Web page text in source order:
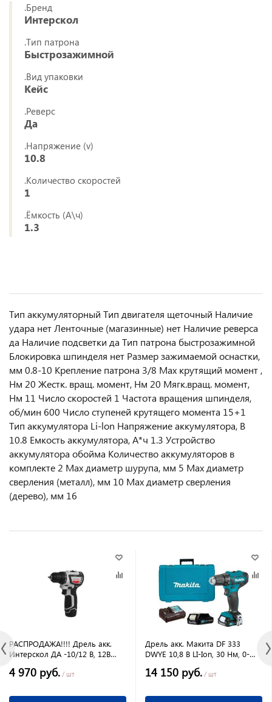
.Бренд
Интерскол
.Тип патрона
Быстрозажимной
.Вид упаковки
Кейс
.Реверс
Да
.Напряжение (v)
10.8
.Количество скоростей
1
.Ёмкость (А\ч)
1.3
Тип аккумуляторный Тип двигателя щеточный Наличие
удара нет Ленточные (магазинные) нет Наличие реверса
да Наличие подсветки да Тип патрона быстрозажимной
Блокировка шпинделя нет Размер зажимаемой оснастки,
мм 0.8-10 Крепление патрона 3/8 Max крутящий момент ,
Нм 20 Жестк. вращ. момент, Нм 20 Мягк.вращ. момент,
Нм 11 Число скоростей 1 Частота вращения шпинделя,
об/мин 600 Число ступеней крутящего момента 15+1
Тип аккумулятора Li-lon Напряжение аккумулятора, В
10.8 Емкость аккумулятора, А*ч 1.3 Устройство
аккумулятора обойма Количество аккумуляторов в
комплекте 2 Max диаметр шурупа, мм 5 Max диаметр
сверления (металл), мм 10 Мах диаметр сверления
(дерево), мм 16
РАСПРОДАЖА!!!! Дрель акк.
Интерскол ДА -10/12 В, 12В
4 970 руб. / шт
Дрель акк. Макита DF 333
DWYE 10,8 В LI-Ion, 30 Нм, 0-
14 150 руб. / шт